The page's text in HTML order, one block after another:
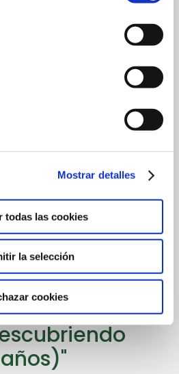
Mostrar detalles
todas las cookies
la selección
cookies
camino para descubrir la vía
un papel fundamental en el
ayuda a conectar los
sus conocimientos previos y
partícipes del Proyecto,
la
Proyecto
me (2